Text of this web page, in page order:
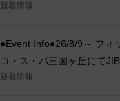
新着情報
●Event Info●26/8/9～ フィ
コ・ス・パ三国ヶ丘にて
新着情報